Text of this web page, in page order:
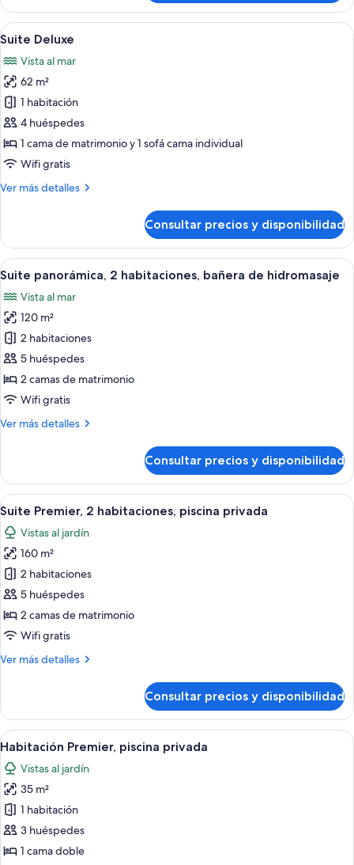
jardín
(Deluxe)
familiar,
balcón,
en
zona
del
jardín
(Deluxe)
Abrir
todas
las
fotos
de
Suite
Deluxe
Suite Deluxe | Edredones de
7
Suite Deluxe
Vista al mar
62 m²
1 habitación
4 huéspedes
1 cama de matrimonio y 1 sofá cama individual
Wifi gratis
Ver más detalles
Más
Deluxe
Consultar precios y disponibilidad
Abrir
todas
las
fotos
de
Suite
panorámica,
2
habitaciones,
bañera
Suite panorámica, 2 habitaciones,
9
Suite panorámica, 2 habitaciones, bañera de hidromasaje
Vista al mar
120 m²
2 habitaciones
5 huéspedes
2 camas de matrimonio
Wifi gratis
Ver más detalles
Más
panorámica,
habitaciones,
bañera
de
hidromasaje
Consultar precios y disponibilidad
Abrir
todas
las
fotos
de
Suite
Premier,
2
habitaciones,
piscina
Un dormitorio con cama, escritorio,
7
Suite Premier, 2 habitaciones, piscina privada
Vistas al jardín
160 m²
2 habitaciones
5 huéspedes
2 camas de matrimonio
Wifi gratis
Ver más detalles
Más
Premier,
habitaciones,
piscina
privada
Consultar precios y disponibilidad
Abrir
todas
las
fotos
de
Habitación
Premier,
Habitación de hotel con cama, sofá,
5
Habitación Premier, piscina privada
Vistas al jardín
35 m²
1 habitación
3 huéspedes
1 cama doble